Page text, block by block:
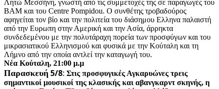
Λητώ Μεσσήνη, γνωστή από τις συμμετοχές της σε παραγωγές του
BAM και του Centre Pompidou. Ο συνθέτης τροβαδούρος
αφηγείται τον βίο και την πολιτεία του διάσημου Ελληνα παλαιστή
από την Ευρωπη στην Αμερική και την Ασία, άρρηκτα
συνδεδεμένου με την πολυτάραχη πορεία των προσφύγων και του
μικρασιατικού Ελληνισμού και φυσικά με την Κούταλη και τη
Λήμνο από την οποία αντλεί την καταγωγή του.
Νέα Κούταλη, 21:00 μ.μ
Παρασκευή 5/8: Στις προσφυγικές Αγκαρυώνες τρεις
σημαντικοί μουσικοί της κλασικής και αβανγκαρντ σκηνής, η